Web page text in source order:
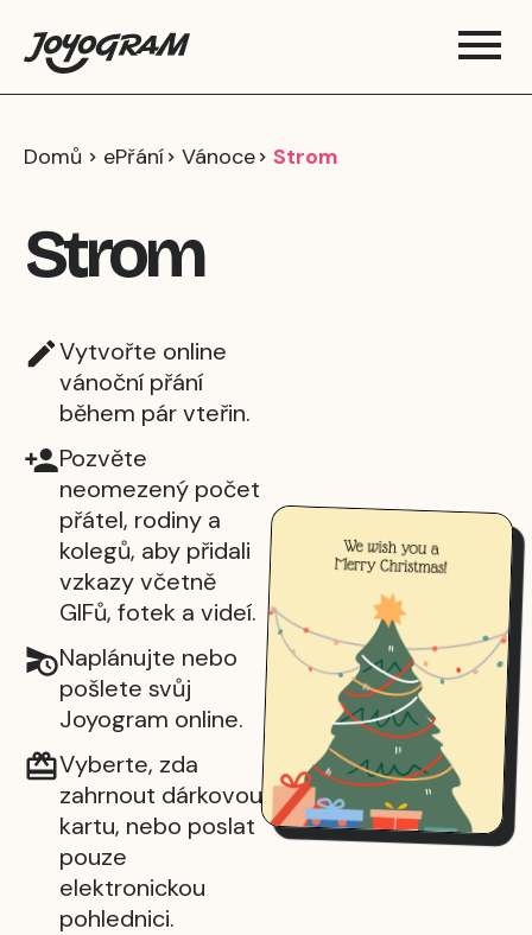
Domů ePřání Vánoce Strom
Strom
Vytvořte online
vánoční přání
během pár vteřin.
Pozvěte
neomezený počet
přátel, rodiny a
kolegů, aby přidali
vzkazy včetně
GIFů, fotek a videí.
Naplánujte nebo
pošlete svůj
Joyogram online.
Vyberte, zda
zahrnout dárkovou
kartu, nebo poslat
pouze
elektronickou
pohlednici.